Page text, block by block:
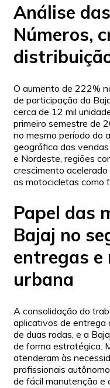
Análise
Números,
O aumento de 222%
de participação da
cerca de 12 mil
primeiro semestre de
no mesmo período do
geográfica das
e Nordeste, regiões
crescimento
as motocicletas como
Papel das
Bajaj no
entregas e
urbana
A consolidação do
aplicativos de entrega
de duas rodas, e a
de forma estratégica.
atenderam às
profissionais
de fácil manutenção e